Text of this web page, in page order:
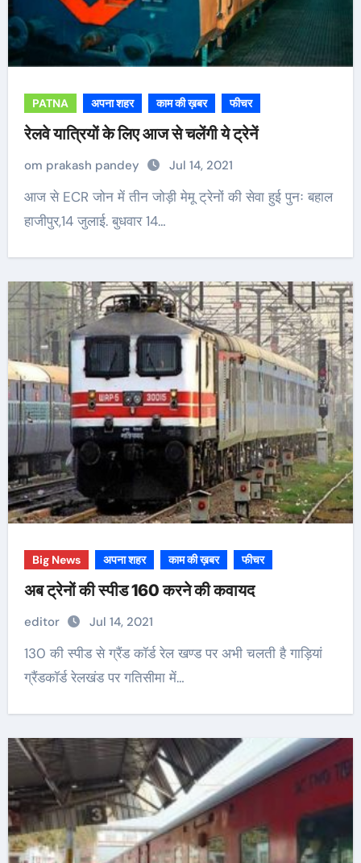
PATNA अपना शहर काम की ख़बर फीचर
रेलवे यात्रियों के लिए आज से चलेंगी ये ट्रेनें
om prakash pandey Jul 14, 2021
आज से ECR जोन में तीन जोड़ी मेमू ट्रेनों की सेवा हुई पुनः बहाल
हाजीपुर,14 जुलाई. बुधवार 14…
Big News अपना शहर काम की ख़बर फीचर
अब ट्रेनों की स्पीड 160 करने की कवायद
editor Jul 14, 2021
130 की स्पीड से ग्रैंड कॉर्ड रेल खण्ड पर अभी चलती है गाड़ियां
ग्रैंडकॉर्ड रेलखंड पर गतिसीमा में…